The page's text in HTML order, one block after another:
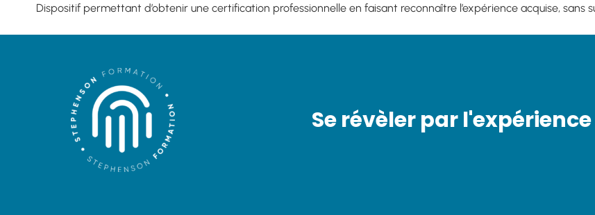
Dispositif permettant d’obtenir une certification professionnelle en faisant reconnaître l’expérience acquise, sans
Se révèler par l'expérience